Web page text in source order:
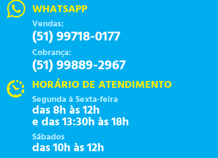
WHATSAPP
Vendas:
(51) 99718-0177
Cobrança:
(51) 99889-2967
HORÁRIO DE ATENDIMENTO
Segunda à Sexta-feira
das 8h às 12h
e das 13:30h às 18h
Sábados
das 10h às 12h